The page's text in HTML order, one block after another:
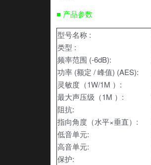
■ 产品参数
型号名称 :
类型 :
频率范围 (-6dB):
功率 (额定 / 峰值) (AES):
灵敏度（1W/1M ）:
最大声压级（1M ）:
阻抗:
指向角度（水平×垂直）:
低音单元:
高音单元:
保护: